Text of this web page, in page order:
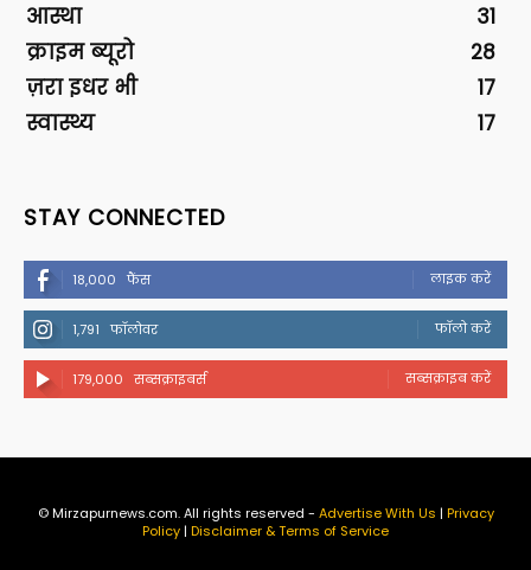
आस्था
31
क्राइम ब्यूरो
28
ज़रा इधर भी
17
स्वास्थ्य
17
STAY CONNECTED
18,000 फैंस लाइक करें
1,791 फॉलोवर फॉलो करें
179,000 सब्सक्राइबर्स सब्सक्राइब करें
© Mirzapurnews.com. All rights reserved - Advertise With Us | Privacy
Policy| Disclaimer & Terms of Service